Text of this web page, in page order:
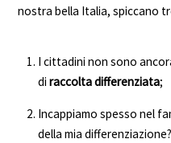
nostra bella Italia, spiccano
I cittadini non sono
di raccolta differenziata;
Incappiamo spesso nel
della mia differenziazione?